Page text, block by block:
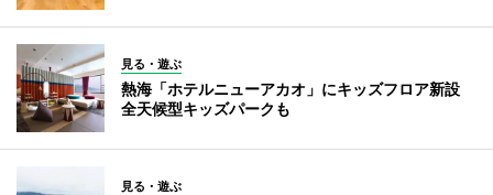
見る・遊ぶ
熱海「ホテルニューアカオ」にキッズフロア新設
全天候型キッズパークも
見る・遊ぶ